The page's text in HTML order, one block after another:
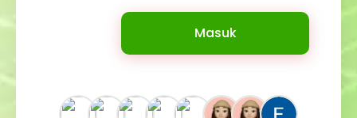
Masuk